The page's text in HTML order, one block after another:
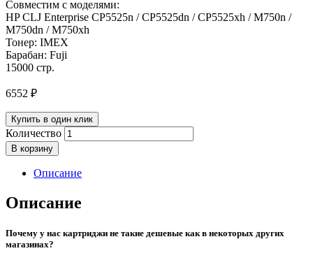
Совместим с моделями:
HP CLJ Enterprise CP5525n / CP5525dn / CP5525xh / M750n /
M750dn / M750xh
Тонер: IMEX
Барабан: Fuji
15000 стр.
6552 ₽
Купить в один клик
Количество
В корзину
Описание
Описание
Почему у нас картриджи не такие дешевые как в некоторых других
магазинах?